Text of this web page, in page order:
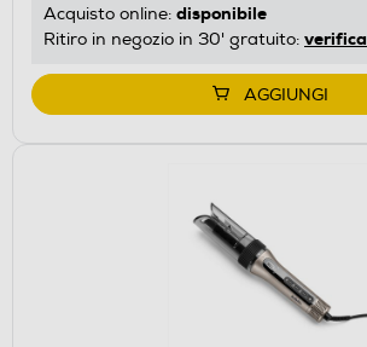
Acquisto online: disponibile
Ritiro in negozio in 30' gratuito: verifica
AGGIUNGI